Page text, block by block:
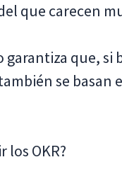
que carecen
garantiza que, si
se basan
los OKR?